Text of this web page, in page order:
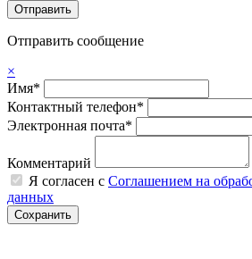
Отправить сообщение
×
Имя*
Контактный телефон*
Электронная почта*
Комментарий
Я согласен с Соглашением на
данных